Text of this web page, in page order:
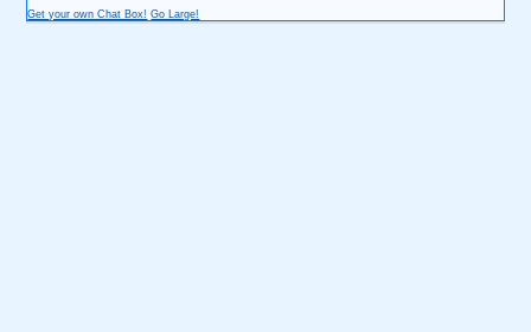
Get your own Chat Box! Go Large!